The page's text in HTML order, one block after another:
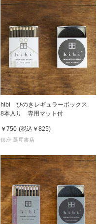
hibi ひのきレギュラーボックス
8本入り 専用マット付
￥750 (税込 ￥825)
銀座 蔦屋書店